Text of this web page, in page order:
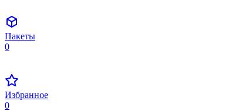
Пакеты
0
Избранное
0